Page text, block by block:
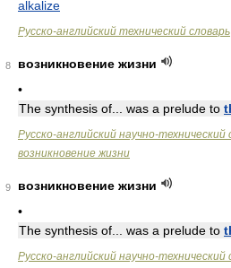
alkalize
Русско-английский технический словарь
8
возникновение жизни
•
The synthesis of... was a prelude to
Русско-английский научно-технический
возникновение жизни
9
возникновение жизни
•
The synthesis of... was a prelude to
Русско-английский научно-технический